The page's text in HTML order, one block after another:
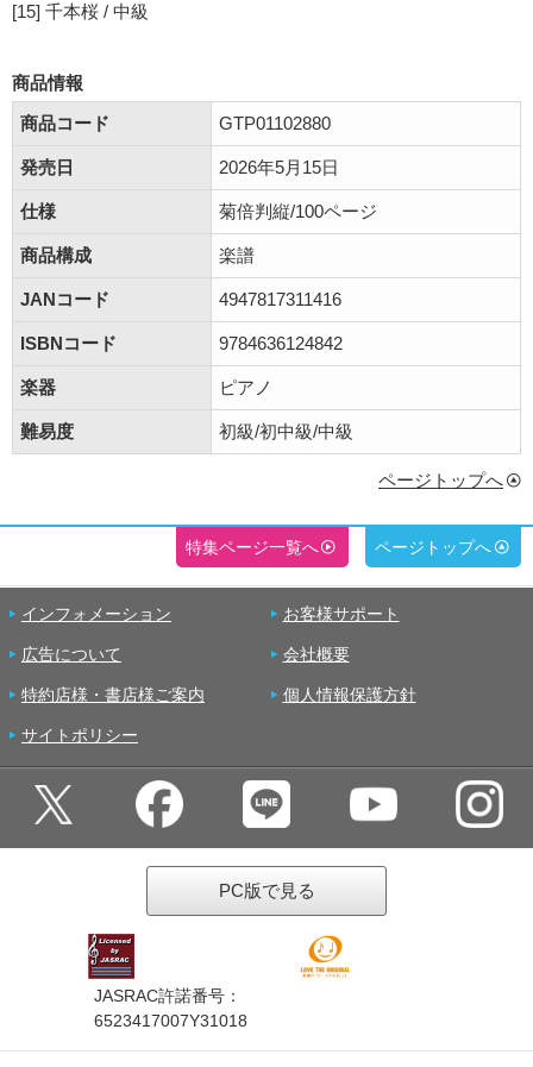
[15] 千本桜 / 中級
商品情報
商品コード
GTP01102880
発売日 2026年5月15日
仕様 菊倍判縦/100ページ
商品構成 楽譜
JANコード 4947817311416
ISBNコード 9784636124842
楽器 ピアノ
難易度 初級/初中級/中級
ページトップへ
特集ページ一覧へ ページトップへ
インフォメーション お客様サポート
広告について 会社概要
特約店様・書店様ご案内 個人情報保護方針
サイトポリシー
PC版で見る
JASRAC許諾番号：
6523417007Y31018